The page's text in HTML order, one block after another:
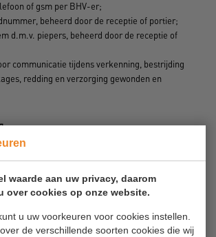
waarde aan uw privacy, daarom
over cookies op onze website.
u uw voorkeuren voor cookies instellen.
de verschillende soorten cookies die wij
of gsm per BHV-er;
beheerd door de receptie of portier;
d.m.v. piepers, beheerd door de receptie of
communicatie tijdens verkenning, bestrijding
redding en verzorging gewonden en
(op een of meerdere centrale plaatsen of een
kit);